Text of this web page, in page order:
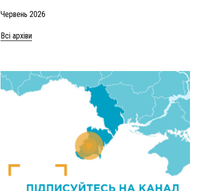
Червень 2026
Всі архіви